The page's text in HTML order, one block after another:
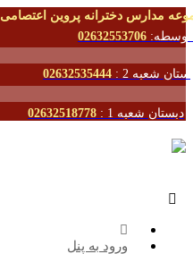
مدارس دخترانه پروین اعتصامی
02632553706
شعبه 2 : 02632535444
دبستان شعبه 1 : 02632518778
ورود به پنل